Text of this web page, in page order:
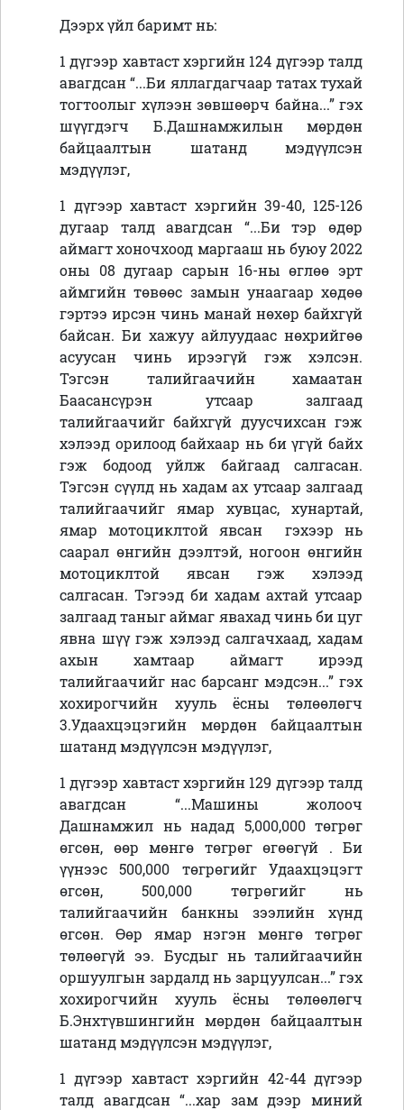
Дээрх үйл баримт нь:
1 дүгээр хавтаст хэргийн 124 дүгээр талд
авагдсан “...Би яллагдагчаар татах тухай
тогтоолыг хүлээн зөвшөөрч байна...” гэх
шүүгдэгч Б.Дашнамжилын
мөрдөн
байцаалтын шатанд мэдүүлсэн
мэдүүлэг,
1 дүгээр хавтаст хэргийн 39-40, 125-126
дугаар талд авагдсан “...Би тэр өдөр
аймагт хоночхоод маргааш нь буюу 2022
оны 08 дугаар сарын 16-ны өглөө эрт
аймгийн төвөөс замын унаагаар хөдөө
гэртээ ирсэн чинь манай нөхөр байхгүй
байсан. Би хажуу айлуудаас нөхрийгөө
асуусан чинь ирээгүй гэж хэлсэн.
Тэгсэн талийгаачийн хамаатан
Баасансүрэн утсаар залгаад
талийгаачийг байхгүй дуусчихсан гэж
хэлээд орилоод байхаар нь би үгүй байх
гэж бодоод уйлж байгаад салгасан.
Тэгсэн сүүлд нь хадам ах утсаар залгаад
талийгаачийг ямар хувцас, хунартай,
ямар мотоциклтой явсан гэхээр нь
саарал өнгийн дээлтэй, ногоон өнгийн
мотоциклтой явсан гэж хэлээд
салгасан. Тэгээд би хадам ахтай утсаар
залгаад таныг аймаг явахад чинь би цуг
явна шүү гэж хэлээд салгачхаад, хадам
ахын хамтаар аймагт ирээд
талийгаачийг нас барсанг мэдсэн...” гэх
хохирогчийн хууль ёсны төлөөлөгч
3.Удаахцэцэгийн мөрдөн байцаалтын
шатанд мэдүүлсэн мэдүүлэг,
1 дүгээр хавтаст хэргийн 129 дүгээр талд
авагдсан “...Машины жолооч
Дашнамжил нь надад 5,000,000 төгрөг
өгсөн, өөр мөнгө төгрөг өгөөгүй . Би
үүнээс 500,000 төгрөгийг Удаахцэцэгт
өгсөн, 500,000 төгрөгийг нь
талийгаачийн банкны зээлийн хүнд
өгсөн. Өөр ямар нэгэн мөнгө төгрөг
төлөөгүй ээ. Бусдыг нь талийгаачийн
оршуулгын зардалд нь зарцуулсан...” гэх
хохирогчийн хууль ёсны төлөөлөгч
Б.Энхтүвшингийн мөрдөн байцаалтын
шатанд мэдүүлсэн мэдүүлэг,
1 дүгээр хавтаст хэргийн 42-44 дүгээр
талд авагдсан “...хар зам дээр миний